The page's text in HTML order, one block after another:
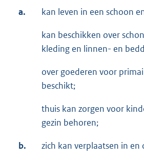
a. kan leven in een schoon
kan beschikken over
kleding en linnen- en
over goederen voor
beschikt;
thuis kan zorgen voor
gezin behoren;
b. zich kan verplaatsen in